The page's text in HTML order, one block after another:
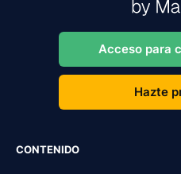
Acceso para
Hazte
CONTENIDO